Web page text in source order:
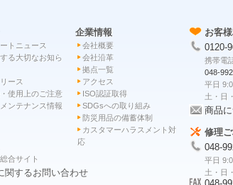
トニュース
る大切なお知ら
ース
使用上のご注意
ンテナンス情報
企業情報
会社概要
会社沿革
拠点一覧
アクセス
ISO認証取得
SDGsへの取り組み
防災用品の備蓄体制
カスタマーハラスメント対
応
合サイト
関するお問い合わせ
お客
0120-
携帯電
048-
平日
土・日
商品
修理
048-
平日
土・日